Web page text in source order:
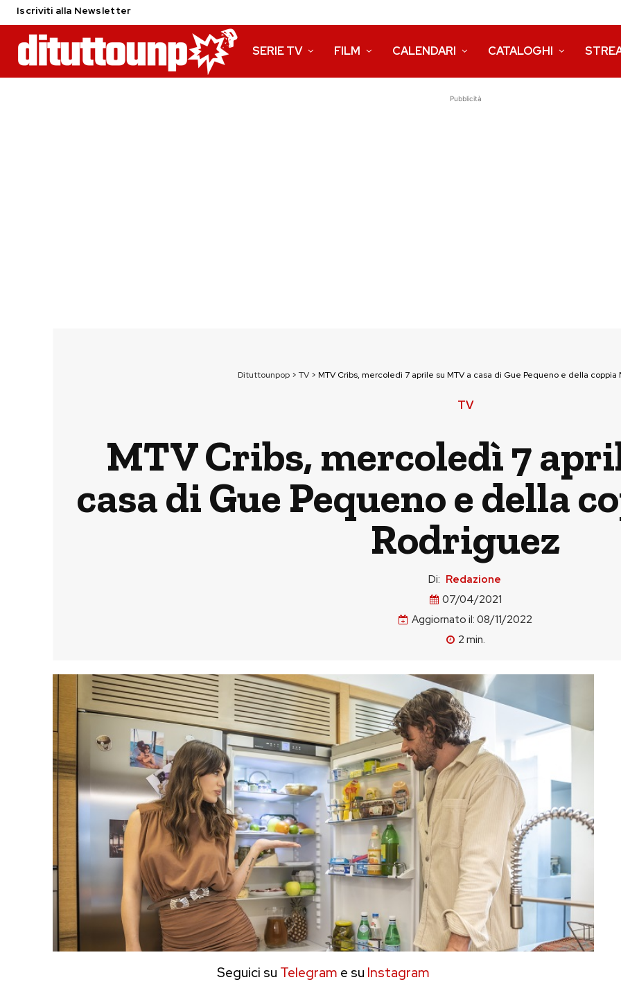
Iscriviti alla Newsletter
SERIE TV FILM CALENDARI CATALOGHI
Pubblicità
Dituttounpop > TV > MTV Cribs, mercoledì 7 aprile su MTV a casa di Gue Pequeno e della coppia
TV
MTV Cribs, mercoledì 7
casa di Gue Pequeno e della
Rodriguez
Di: Redazione
07/04/2021
Aggiornato il: 08/11/2022
2 min.
Seguici su Telegram e su Instagram